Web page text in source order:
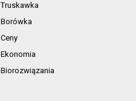
Truskawka
Borówka
Ceny
Ekonomia
Biorozwiązania